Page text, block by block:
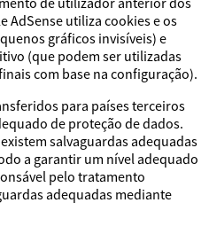
AdSense utiliza cookies e os
gráficos invisíveis) e
(que podem ser utilizadas
com base na configuração).
para países terceiros
de proteção de dados.
salvaguardas adequadas
a garantir um nível adequado
pelo tratamento
adequadas mediante